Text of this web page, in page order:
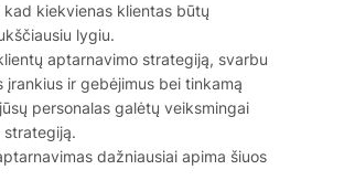
kiekvienas klientas būtų
lygiu.
aptarnavimo strategiją, svarbu
įrankius ir gebėjimus bei tinkamą
personalas galėtų veiksmingai
dažniausiai apima šiuos